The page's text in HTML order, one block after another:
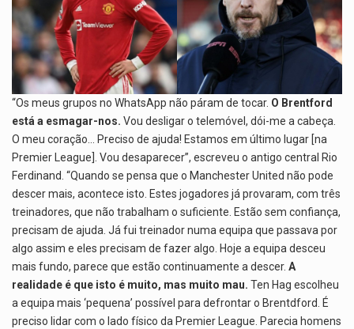
“Os meus grupos no WhatsApp não páram de tocar. O Brentford
está a esmagar-nos. Vou desligar o telemóvel, dói-me a cabeça.
O meu coração… Preciso de ajuda! Estamos em último lugar [na
Premier League]. Vou desaparecer”, escreveu o antigo central Rio
Ferdinand. “Quando se pensa que o Manchester United não pode
descer mais, acontece isto. Estes jogadores já provaram, com três
treinadores, que não trabalham o suficiente. Estão sem confiança,
precisam de ajuda. Já fui treinador numa equipa que passava por
algo assim e eles precisam de fazer algo. Hoje a equipa desceu
mais fundo, parece que estão continuamente a descer. A
realidade é que isto é muito, mas muito mau. Ten Hag escolheu
a equipa mais ‘pequena’ possível para defrontar o Brentdford. É
preciso lidar com o lado físico da Premier League. Parecia homens